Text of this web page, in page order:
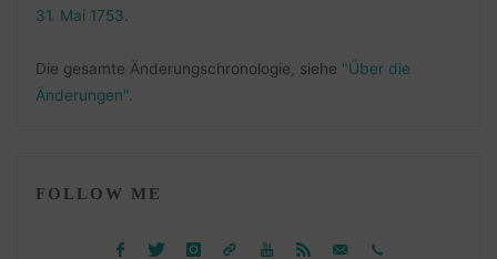
31. Mai 1753.
Die gesamte Änderungschronologie, siehe "Über die
Änderungen".
FOLLOW ME